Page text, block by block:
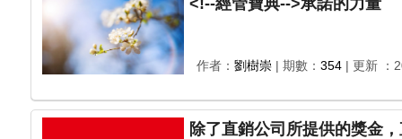
<!--經管寶典-->承諾的力量
作者： 劉樹崇 | 期數： 354 | 更新 ：
除了直銷公司所提供的獎金